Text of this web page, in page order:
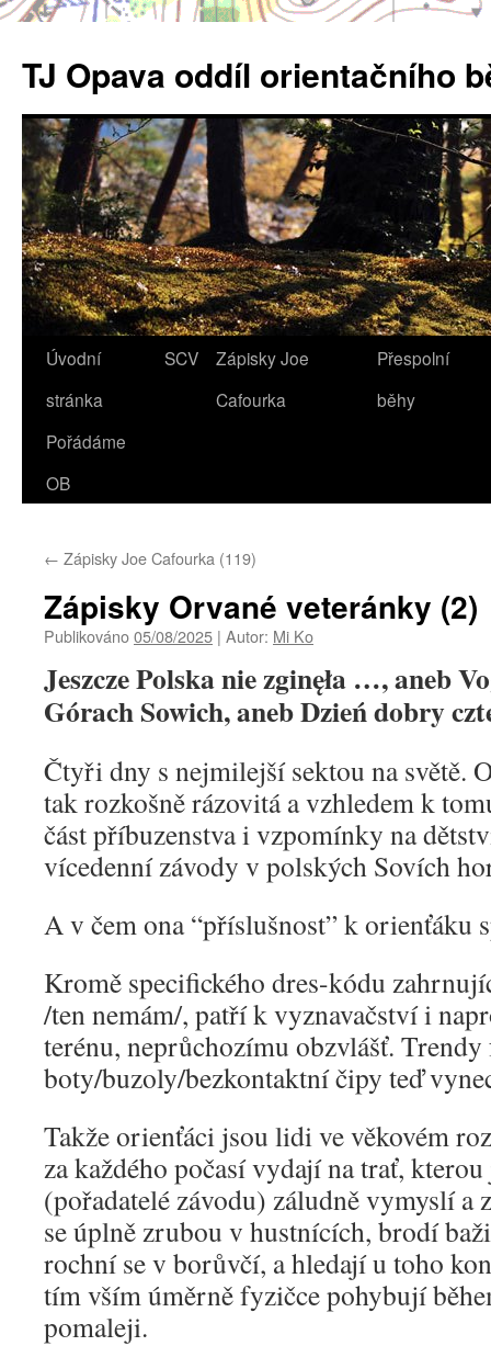
obsahu
webu
TJ Opava oddíl orientačního
Úvodní
stránka
SCV
Zápisky Joe
Cafourka
Přespolní
běhy
Pořádáme
OB
← Zápisky Joe Cafourka (119)
Zápisky Orvané veteránky (2)
Publikováno05/08/2025 | Autor: Mi Ko
Jeszcze Polska nie zginęła …, aneb
Górach Sowich, aneb Dzień dobry
Čtyři dny s nejmilejší sektou na světě.
tak rozkošně rázovitá a vzhledem k
část příbuzenstva i vzpomínky na
vícedenní závody v polských Sovích
A v čem ona “příslušnost” k orienťáku
Kromě specifického dres-kódu
/ten nemám/, patří k vyznavačství i
terénu, neprůchozímu obzvlášť.
boty/buzoly/bezkontaktní čipy teď
Takže orienťáci jsou lidi ve věkovém
za každého počasí vydají na trať,
(pořadatelé závodu) záludně vymyslí a
se úplně zrubou v hustnících, brodí
rochní se v borůvčí, a hledají u toho
tím vším úměrně fyzičce pohybují
pomaleji.